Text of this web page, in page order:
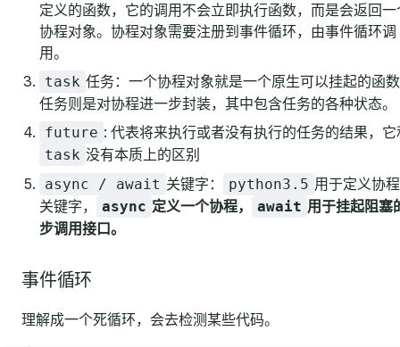
定义的函数，它的调用不会立即执行函数，而是会返回一
协程对象。协程对象需要注册到事件循环，由事件循环调
用。
task 任务：一个协程对象就是一个原生可以挂起的函
任务则是对协程进一步封装，其中包含任务的各种状态。
future : 代表将来执行或者没有执行的任务的结果，它
task 没有本质上的区别
async / await 关键字： python3.5 用于定义协
关键字，
async 定义一个协程， await 用于挂起阻塞
步调用接口。
事件循环
理解成一个死循环，会去检测某些代码。